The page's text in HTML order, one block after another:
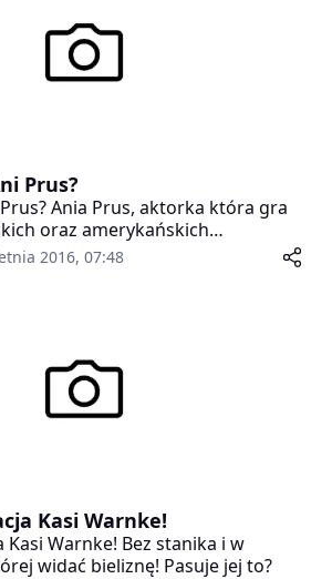
Prus?
Ania Prus, aktorka która gra
oraz amerykańskich
udać się na zasłużone
2016, 07:48
Kasi Warnke!
Kasi Warnke! Bez stanika i w
widać bieliznę! Pasuje jej to?